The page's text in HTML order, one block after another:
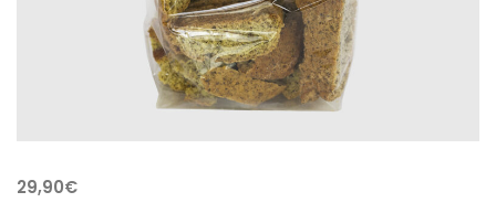
29,90€